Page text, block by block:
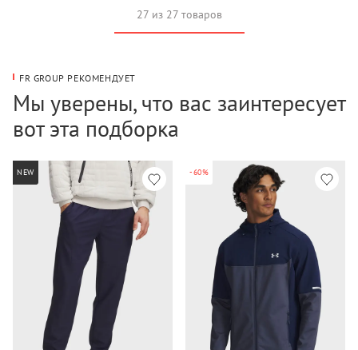
27 из 27 товаров
FR GROUP РЕКОМЕНДУЕТ
Мы уверены, что вас заинтересует
вот эта подборка
NEW -60%